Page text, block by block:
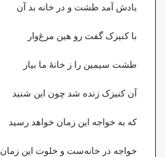
یادش آمد طشت و در خانه بد آن
با کنیزک گفت رو هین مرغ‌وار
طشت سیمین را ز خانهٔ ما بیار
آن کنیزک زنده شد چون این شنید
که به خواجه این زمان خواهد رسید
خواجه در خانه‌ست و خلوت این زمان